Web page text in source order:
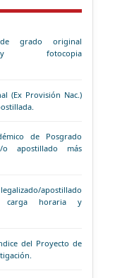
de grado original
y fotocopia
(Ex Provisión Nac.)
de Posgrado
apostillado más
apostillado
carga horaria y
del Proyecto de